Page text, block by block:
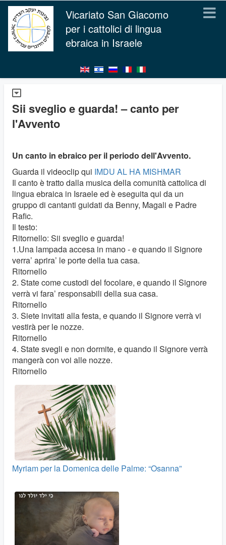
Vicariato San Giacomo
per i cattolici di lingua
ebraica in Israele
Sii sveglio e guarda! – canto per
l'Avvento
Un canto in ebraico per il periodo dell'Avvento.
Guarda il videoclip qui IMDU AL HA MISHMAR
Il canto è tratto dalla musica della comunità cattolica di
lingua ebraica in Israele ed è eseguita qui da un
gruppo di cantanti guidati da Benny, Magali e Padre
Rafic.
Il testo:
Ritornello: Sii sveglio e guarda!
1.Una lampada accesa in mano - e quando il Signore
verra’ aprira’ le porte della tua casa.
Ritornello
2. State come custodi del focolare, e quando il Signore
verrà vi fara’ responsabili della sua casa.
Ritornello
3. Siete invitati alla festa, e quando il Signore verrà vi
vestirà per le nozze.
Ritornello
4. State svegli e non dormite, e quando il Signore verrà
mangerà con voi alle nozze.
Ritornello
Myriam per la Domenica delle Palme: “Osanna”